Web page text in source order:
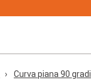
Curva piana 90 gradi